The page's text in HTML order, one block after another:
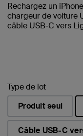
Rechargez un
chargeur de voiture
câble USB-C vers
Type de lot
Produit seul
Câble USB-C